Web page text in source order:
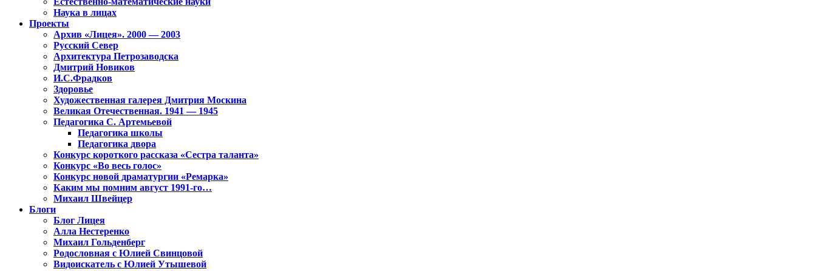
Наука в лицах
Проекты
Архив «Лицея». 2000 — 2003
Русский Север
Архитектура Петрозаводска
Дмитрий Новиков
И.С.Фрадков
Здоровье
Художественная галерея Дмитрия Москина
Великая Отечественная. 1941 — 1945
Педагогика С. Артемьевой
Педагогика школы
Педагогика двора
Конкурс короткого рассказа «Сестра таланта»
Конкурс «Во весь голос»
Конкурс новой драматургии «Ремарка»
Каким мы помним август 1991-го…
Михаил Швейцер
Блоги
Блог Лицея
Алла Нестеренко
Михаил Гольденберг
Родословная с Юлией Свинцовой
Видоискатель с Юлией Утышевой